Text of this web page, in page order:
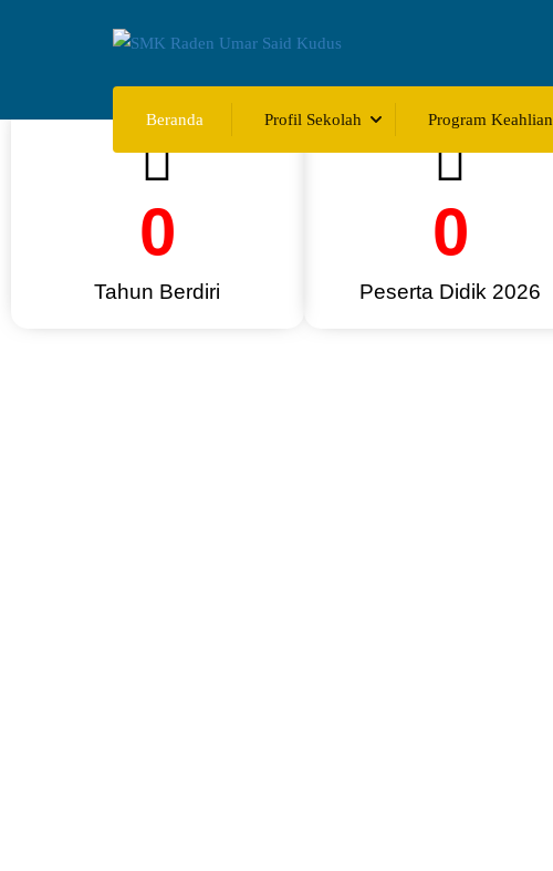
Beranda Profil Sekolah Program Keahlian
Tahun Berdiri
0
Peserta Didik 2026
0